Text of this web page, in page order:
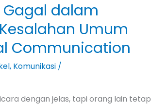
dalam
Umum
Communication
, Komunikasi/
dengan jelas, tapi orang lain tetap